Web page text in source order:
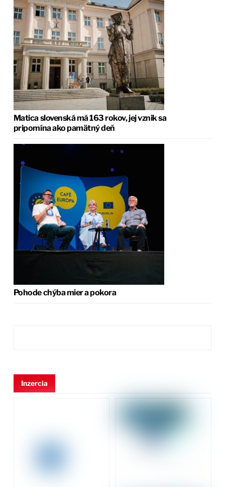
Matica slovenská má 163 rokov, jej vznik sa
pripomína ako pamätný deň
Pohode chýba mier a pokora
Inzercia